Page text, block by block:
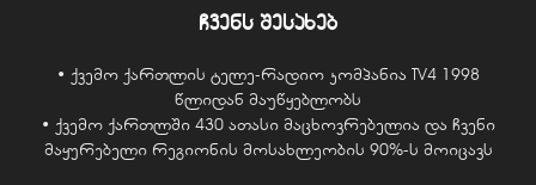
ჩვენს შესახებ
• ქვემო ქართლის ტელე-რადიო კომპანია TV4 1998
წლიდან მაუწყებლობს
• ქვემო ქართლში 430 ათასი მაცხოვრებელია და ჩვენი
მაყურებელი რეგიონის მოსახლეობის 90%-ს მოიცავს